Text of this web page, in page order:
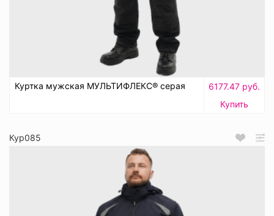
Куртка мужская МУЛЬТИФЛЕКС® серая
6177.47 руб.
Купить
Кур085